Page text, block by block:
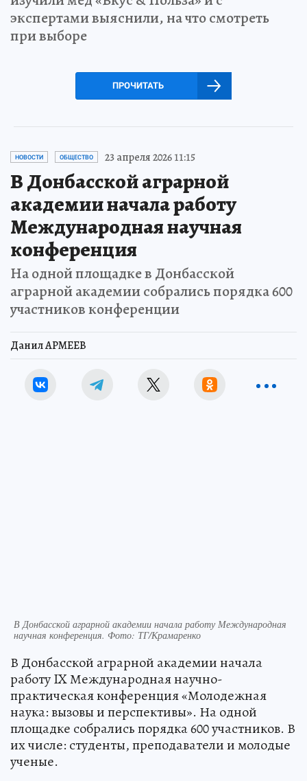
экспертами выяснили, на что смотреть
при выборе
ПРОЧИТАТЬ
НОВОСТИ ОБЩЕСТВО 23 апреля 2026 11:15
В Донбасской аграрной
академии начала работу
Международная научная
конференция
На одной площадке в Донбасской
аграрной академии собрались порядка 600
участников конференции
Данил АРМЕЕВ
В Донбасской аграрной академии начала работу Международная
научная конференция. Фото: ТГ/Крамаренко
В Донбасской аграрной академии начала
работу IX Международная научно-
практическая конференция «Молодежная
наука: вызовы и перспективы». На одной
площадке собрались порядка 600 участников. В
их числе: студенты, преподаватели и молодые
ученые.